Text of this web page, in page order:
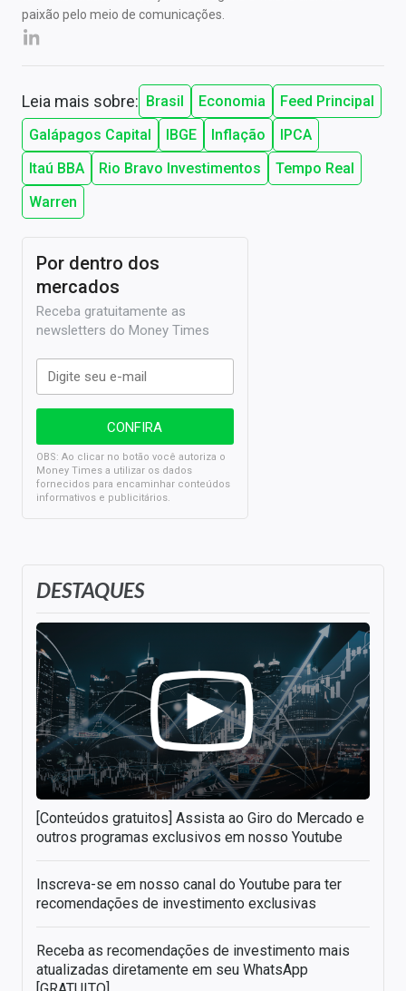
paixão pelo meio de comunicações.
Leia mais sobre: Brasil Economia
Feed Principal
Galápagos Capital
IBGE Inflação
IPCA
Itaú BBA
Rio Bravo Investimentos
Tempo Real
Warren
DESTAQUES
[Conteúdos gratuitos] Assista ao Giro do Mercado e
outros programas exclusivos em nosso Youtube
Inscreva-se em nosso canal do Youtube para ter
recomendações de investimento exclusivas
Receba as recomendações de investimento mais
atualizadas diretamente em seu WhatsApp
Por dentro dos
mercados
Receba gratuitamente as
newsletters do Money Times
OBS: Ao clicar no botão você autoriza o
Money Times a utilizar os dados
fornecidos para encaminhar conteúdos
informativos e publicitários.